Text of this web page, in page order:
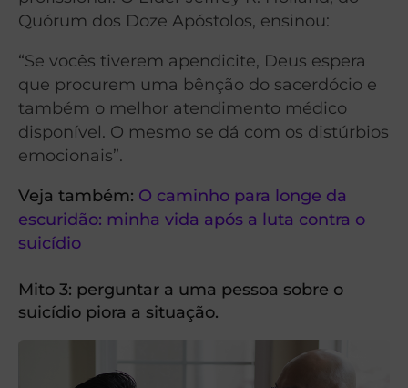
Quórum dos Doze Apóstolos, ensinou:
“Se vocês tiverem apendicite, Deus espera
que procurem uma bênção do sacerdócio e
também o melhor atendimento médico
disponível. O mesmo se dá com os distúrbios
emocionais”.
Veja também: O caminho para longe da
escuridão: minha vida após a luta contra o
suicídio
Mito 3: perguntar a uma pessoa sobre o
suicídio piora a situação.